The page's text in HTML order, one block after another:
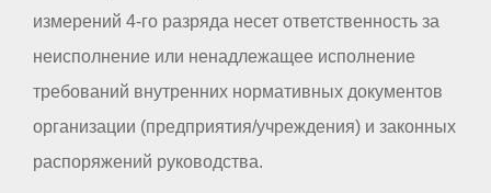
измерений 4-го разряда несет ответственность за
неисполнение или ненадлежащее исполнение
требований внутренних нормативных документов
организации (предприятия/учреждения) и законных
распоряжений руководства.